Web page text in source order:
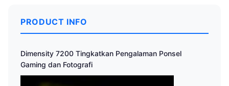
PRODUCT INFO
Dimensity 7200 Tingkatkan Pengalaman Ponsel
Gaming dan Fotografi